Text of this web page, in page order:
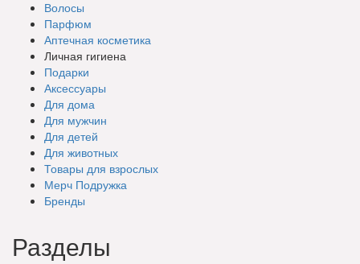
Волосы
Парфюм
Аптечная косметика
Личная гигиена
Подарки
Аксессуары
Для дома
Для мужчин
Для детей
Для животных
Товары для взрослых
Мерч Подружка
Бренды
Разделы